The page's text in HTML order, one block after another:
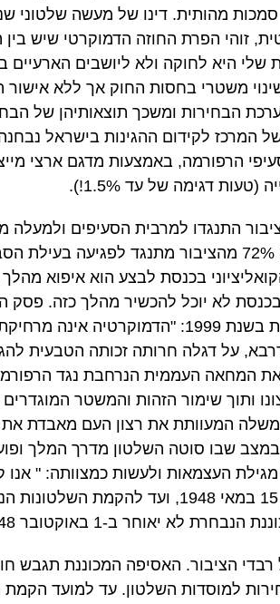
מהותית. דינו של מעשה שלטוני
הפרת החוזה הדמוקרטי שיש בין
היא לחוקה ולא ליושבים הארעיים
משטרי בחסות החוק אך ללא אישור
הבחירות ומשכך תוצאותיהן של
לקידום ההגינות בישראל
דגימה של עד 1.5%!).
התנגדו למרבית הסעיפים ולמעלה
בכנסת לבצע הוא איפוא מהלך
לא יוכל להכשיר מהלך כזה. פסק
בחירות בפרשת ארליך נגד יו"ר ועדת הבחירות בשנת
על דגלה חרותה זכותה הטבעית
המחאה העממית הנרחבת נגד
ותוך שימור הזהות והמשטר
המעוותת את רצון העם מאבדת את
שבו סוטה השלטון מדרך המלך
העצמאות ולעשות כמצוותה: " אנו
המנדט הלילה אור ליום שבת ו' באייר תש"ח, 15
יאוחר ב-1 באוקטובר 1948…".
הציבור. האסיפה המכוננת תגבש
למוסדות השלטון. עד למועד